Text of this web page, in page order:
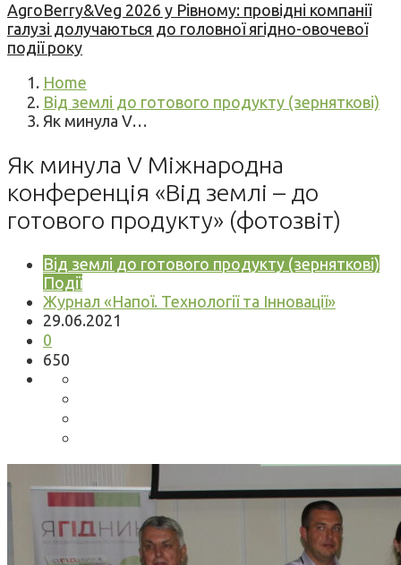
AgroBerry&Veg 2026 у Рівному: провідні компанії
галузі долучаються до головної ягідно-овочевої
події року
Home
Від землі до готового продукту (зерняткові)
Як минула V…
Як минула V Міжнародна
конференція «Від землі – до
готового продукту» (фотозвіт)
Від землі до готового продукту (зерняткові)
Події
Журнал «Напої. Технології та Інновації»
29.06.2021
0
650